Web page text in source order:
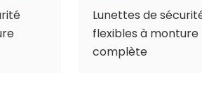
Lunettes de
flexibles à monture
complète